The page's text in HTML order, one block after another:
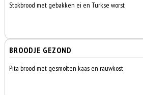
Stokbrood met gebakken ei en Turkse worst
BROODJE GEZOND
Pita brood met gesmolten kaas en rauwkost